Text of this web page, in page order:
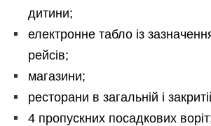
дитини;
електронне табло із
рейсів;
магазини;
ресторани в загальній і
4 пропускних посадкових